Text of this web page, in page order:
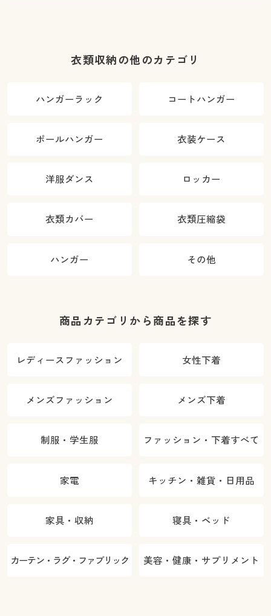
衣類収納の他のカテゴリ
ハンガーラック コートハンガー
ポールハンガー 衣装ケース
洋服ダンス ロッカー
衣類カバー 衣類圧縮袋
ハンガー その他
商品カテゴリから商品を探す
レディースファッション 女性下着
メンズファッション メンズ下着
制服・学生服 ファッション・下着すべて
家電 キッチン・雑貨・日用品
家具・収納 寝具・ベッド
カーテン・ラグ・ファブリック 美容・健康・サプリメント